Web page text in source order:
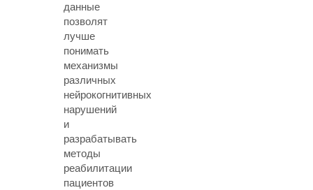
данные
позволят
лучше
понимать
механизмы
различных
нейрокогнитивных
нарушений
и
разрабатывать
методы
реабилитации
пациентов